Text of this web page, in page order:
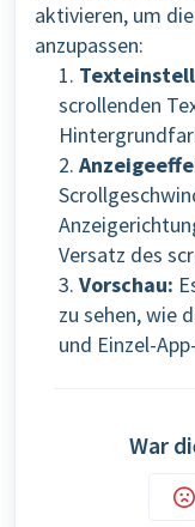
aktivieren, um
anzupassen:
1.
scrollenden
2.
Versatz des
3. Vorschau:
zu sehen, wie
und Einzel-
War